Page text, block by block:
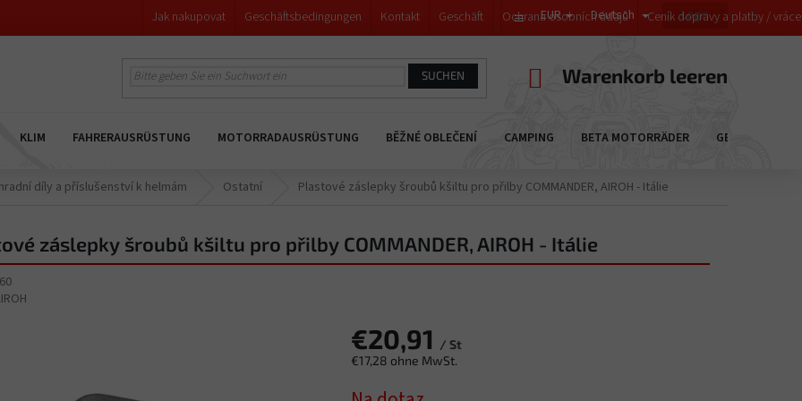
Jak nakupovat Geschäftsbedingungen Kontakt Geschäft Ochrana osobních údajů Ceník dopravy a platby /
EUR Deutsch Login
SUCHEN WARENKORB
Warenkorb leeren
KLIM FAHRERAUSRÜSTUNG MOTORRADAUSRÜSTUNG BĚŽNÉ OBLEČENÍ CAMPING BETA MOTORRÄDER
díly a příslušenství k helmám Ostatní Plastové záslepky šroubů kšiltu pro přilby COMMANDER, AIROH - Itálie
záslepky šroubů kšiltu pro přilby COMMANDER, AIROH - Itálie
€20,91 / St
€17,28 ohne MwSt.